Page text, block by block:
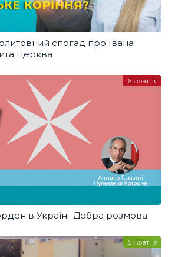
спогад про Івана
Церква
в Україні. Добра розмова
16 жовтня
15 жовтня